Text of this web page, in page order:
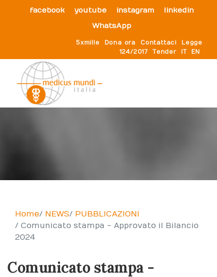
facebook youtube instagram
linkedin
WhatsApp
5xmille Dona ora Contattaci
Legge
124/2017
Tender IT EN
Home NEWS
PUBBLICAZIONI
Comunicato stampa - Approvato il Bilancio
2024
Comunicato stampa -